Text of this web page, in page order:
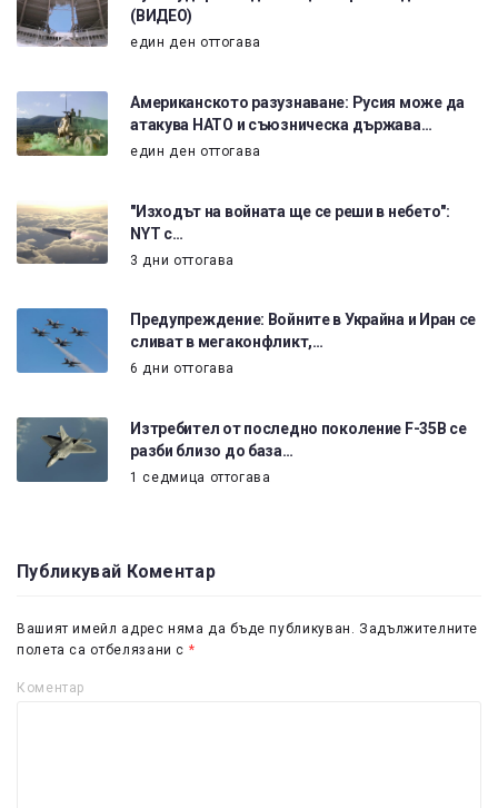
(ВИДЕО)
един ден оттогава
Американското разузнаване: Русия може да
атакува НАТО и съюзническа държава…
един ден оттогава
"Изходът на войната ще се реши в небето":
NYT с…
3 дни оттогава
Предупреждение: Войните в Украйна и Иран се
сливат в мегаконфликт,…
6 дни оттогава
Изтребител от последно поколение F-35B се
разби близо до база…
1 седмица оттогава
Публикувай Коментар
Вашият имейл адрес няма да бъде публикуван. Задължителните
полета са отбелязани с *
Коментар